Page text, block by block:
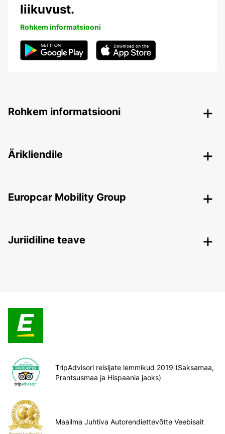
liikuvust.
Rohkem informatsiooni
Rohkem informatsiooni
Ärikliendile
Europcar Mobility Group
Juriidiline teave
TripAdvisori reisijate lemmikud 2019 (Saksamaa,
Prantsusmaa ja Hispaania jaoks)
Maailma Juhtiva Autorendiettevõtte Veebisait